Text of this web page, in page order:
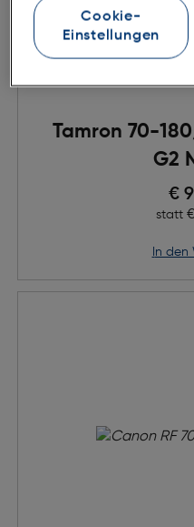
Tamron 70-
G2
€
statt
in den
Cookie-
Einstellungen